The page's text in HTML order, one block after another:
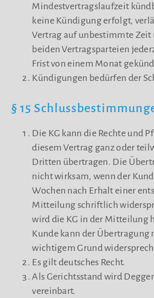
Mindestvertragslaufzeit
keine Kündigung erfolgt,
Vertrag auf unbestimmte Zeit
beiden Vertragsparteien
Frist von einem Monat
Kündigungen bedürfen der
§ 15
Die KG kann die Rechte und
diesem Vertrag ganz oder
Dritten übertragen. Die
nicht wirksam, wenn der
Wochen nach Erhalt einer
Mitteilung schriftlich
wird die KG in der Mitteilung
Kunde kann der Übertragung
wichtigem Grund
Es gilt deutsches Recht.
Als Gerichtsstand wird
vereinbart.